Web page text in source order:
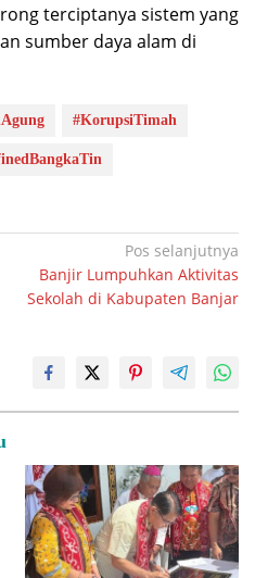
terciptanya sistem yang
sumber daya alam di
#KorupsiTimah
Pos selanjutnya
Banjir Lumpuhkan Aktivitas
Sekolah di Kabupaten Banjar